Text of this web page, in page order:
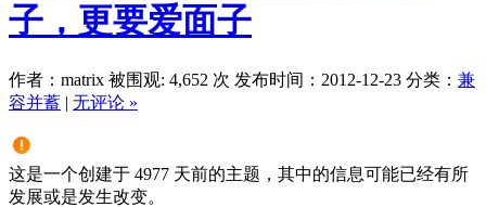
子，更要爱面子
作者：matrix 被围观: 4,652 次 发布时间：2012-12-23 分类： 兼
容并蓄 | 无评论 »
这是一个创建于 4977 天前的主题，其中的信息可能已经有所
发展或是发生改变。